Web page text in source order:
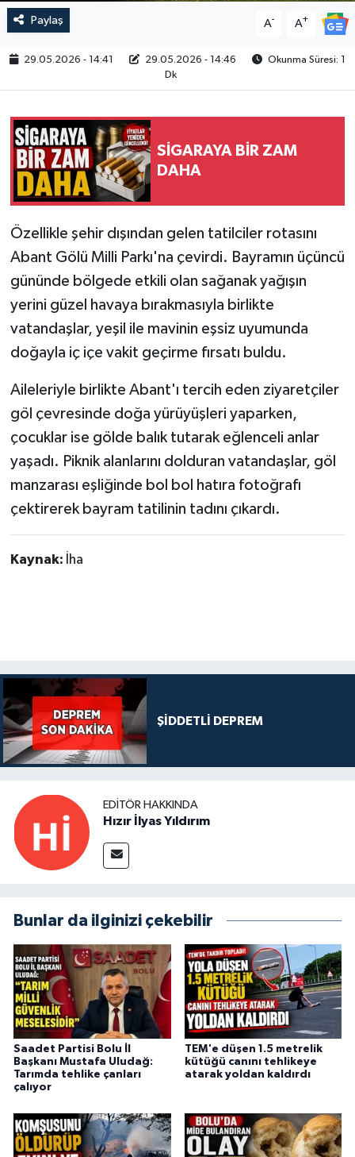
Paylaş A- A+
29.05.2026 - 14:41 29.05.2026 - 14:46
Okunma Süresi: 1
Dk
SİGARAYA BİR ZAM
DAHA
Özellikle şehir dışından gelen tatilciler rotasını
Abant Gölü Milli Parkı'na çevirdi. Bayramın üçüncü
gününde bölgede etkili olan sağanak yağışın
yerini güzel havaya bırakmasıyla birlikte
vatandaşlar, yeşil ile mavinin eşsiz uyumunda
doğayla iç içe vakit geçirme fırsatı buldu.
Aileleriyle birlikte Abant'ı tercih eden ziyaretçiler
göl çevresinde doğa yürüyüşleri yaparken,
çocuklar ise gölde balık tutarak eğlenceli anlar
yaşadı. Piknik alanlarını dolduran vatandaşlar, göl
manzarası eşliğinde bol bol hatıra fotoğrafı
çektirerek bayram tatilinin tadını çıkardı.
Kaynak: İha
ŞİDDETLİ DEPREM
EDITÖR HAKKINDA
Hızır İlyas Yıldırım
Bunlar da ilginizi çekebilir
Saadet Partisi Bolu İl
Başkanı Mustafa Uludağ:
Tarımda tehlike çanları
çalıyor
TEM'e düşen 1.5 metrelik
kütüğü canını tehlikeye
atarak yoldan kaldırdı